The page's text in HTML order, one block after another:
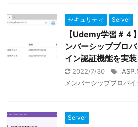
セキュリティ Server
【Udemy学習＃４
ンバーシッププロ
イン認証機能を実装
2022/7/30
メンバーシッププロバイ
Server